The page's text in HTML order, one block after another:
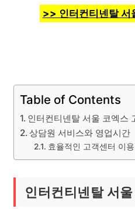
>> 인터컨티넨탈 서
Table of Contents
인터컨티넨탈 서울 코엑스
상담원 서비스와 영업시간
효율적인 고객센터 이
인터컨티넨탈 서